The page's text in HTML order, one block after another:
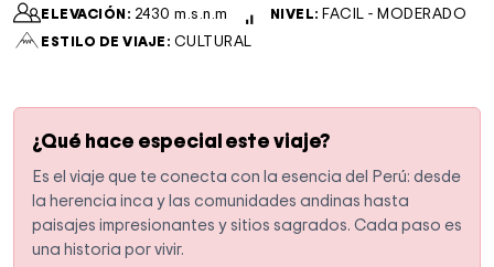
ELEVACIÓN: 2430 m.s.n.m NIVEL: FACIL - MODERADO
ESTILO DE VIAJE: CULTURAL
¿Qué hace especial este viaje?
Es el viaje que te conecta con la esencia del Perú: desde
la herencia inca y las comunidades andinas hasta
paisajes impresionantes y sitios sagrados. Cada paso es
una historia por vivir.